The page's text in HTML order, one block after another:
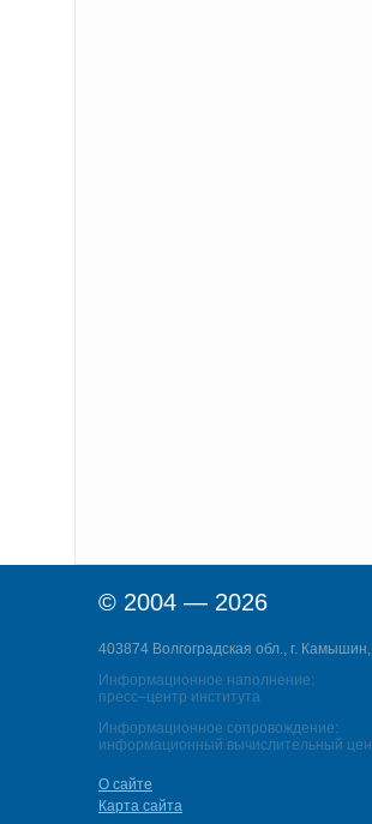
© 2004 — 2026
403874 Волгоградская обл., г.
Информационное наполнение:
пресс–центр института
Информационное сопровождение:
информационный вычислительный
О сайте
Карта сайта